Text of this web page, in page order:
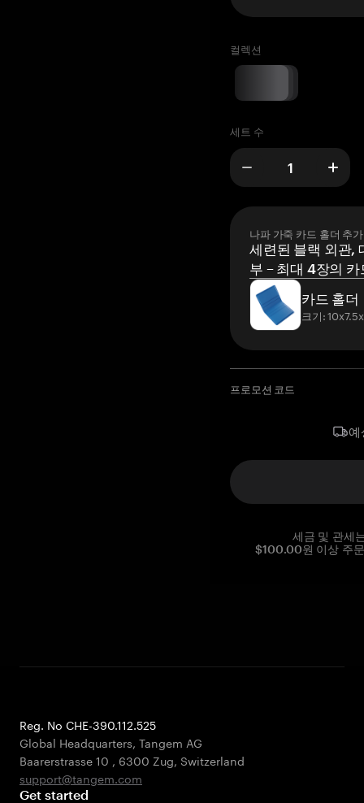
컬렉션
세트 수
나파 가죽 카드 홀더 추가
세련된 블랙 외관,
부 – 최대 4장의
카드 홀더
크기:
프로모션 코드
예
세금 및 관세
$100.00원 이상 주
Reg. No CHE-390.112.525
Global Headquarters, Tangem AG
Baarerstrasse 10 , 6300 Zug, Switzerland
support@tangem.com
Get started